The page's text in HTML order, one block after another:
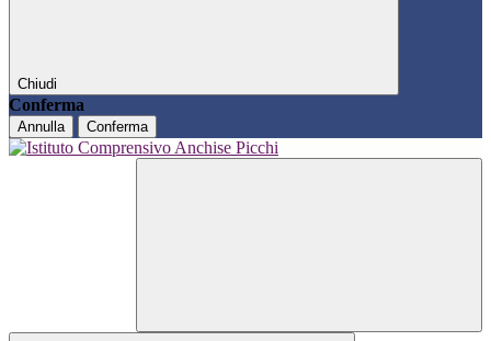
Chiudi
Conferma
Annulla Conferma